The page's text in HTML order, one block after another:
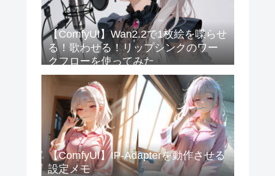
【ComfyUI】Wan2.2で1枚絵を喋らせ
る！歌わせる！リップシンクのワー
クフローを使ってみた
【ComfyUI】IP-Adapterを動作させる
設定メモ